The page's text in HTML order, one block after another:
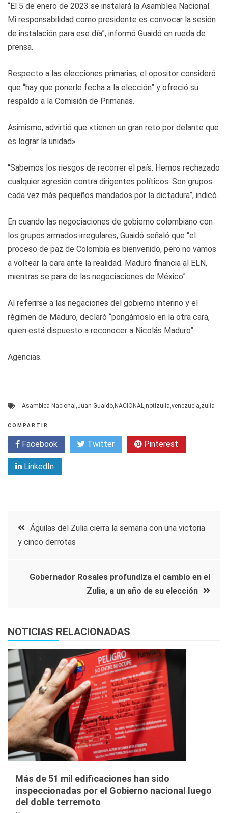
“El 5 de enero de 2023 se instalará la Asamblea Nacional.
Mi responsabilidad como presidente es convocar la sesión
de instalación para ese día”, informó Guaidó en rueda de
prensa.
Respecto a las elecciones primarias, el opositor consideró
que “hay que ponerle fecha a la elección” y ofreció su
respaldo a la Comisión de Primarias.
Asimismo, advirtió que «tienen un gran reto por delante que
es lograr la unidad»
“Sabemos los riesgos de recorrer el país. Hemos rechazado
cualquier agresión contra dirigentes políticos. Son grupos
cada vez más pequeños mandados por la dictadura”, indicó.
En cuando las negociaciones de gobierno colombiano con
los grupos armados irregulares, Guaidó señaló que “el
proceso de paz de Colombia es bienvenido, pero no vamos
a voltear la cara ante la realidad. Maduro financia al ELN,
mientras se para de las negociaciones de México”.
Al referirse a las negaciones del gobierno interino y el
régimen de Maduro, declaró “pongámoslo en la otra cara,
quien está dispuesto a reconocer a Nicolás Maduro”.
Agencias.
Asamblea Nacional ,Juan Guaido,NACIONAL,notizulia,venezuela,zulia
COMPARTIR
Facebook Twitter Pinterest
LinkedIn
Navegación
de
entradas
Águilas del Zulia cierra la semana con una victoria
y cinco derrotas
Gobernador Rosales profundiza el cambio en el
Zulia, a un año de su elección
NOTICIAS RELACIONADAS
Más de 51 mil edificaciones han sido
inspeccionadas por el Gobierno nacional luego
del doble terremoto